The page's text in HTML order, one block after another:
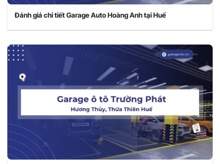
Đánh giá chi tiết Garage Auto Hoàng Anh tại Huế